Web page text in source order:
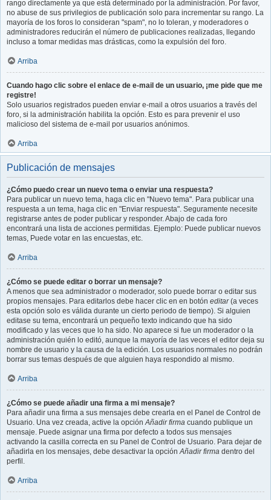
rango directamente ya que está determinado por la administración. Por favor,
no abuse de sus privilegios de publicación solo para incrementar su rango. La
mayoría de los foros lo consideran "spam", no lo toleran, y moderadores o
administradores reducirán el número de publicaciones realizadas, llegando
incluso a tomar medidas mas drásticas, como la expulsión del foro.
Arriba
Cuando hago clic sobre el enlace de e-mail de un usuario, ¡me pide que me
registre!
Solo usuarios registrados pueden enviar e-mail a otros usuarios a través del
foro, si la administración habilita la opción. Esto es para prevenir el uso
malicioso del sistema de e-mail por usuarios anónimos.
Arriba
Publicación de mensajes
¿Cómo puedo crear un nuevo tema o enviar una respuesta?
Para publicar un nuevo tema, haga clic en "Nuevo tema". Para publicar una
respuesta a un tema, haga clic en "Enviar respuesta". Seguramente necesite
registrarse antes de poder publicar y responder. Abajo de cada foro
encontrará una lista de acciones permitidas. Ejemplo: Puede publicar nuevos
temas, Puede votar en las encuestas, etc.
Arriba
¿Cómo se puede editar o borrar un mensaje?
A menos que sea administrador o moderador, solo puede borrar o editar sus
propios mensajes. Para editarlos debe hacer clic en en botón editar(a veces
esta opción solo es válida durante un cierto periodo de tiempo). Si alguien
editase su tema, encontrará un pequeño texto indicando que ha sido
modificado y las veces que lo ha sido. No aparece si fue un moderador o la
administración quién lo editó, aunque la mayoría de las veces el editor deja su
nombre de usuario y la causa de la edición. Los usuarios normales no podrán
borrar sus temas después de que alguien haya respondido al mismo.
Arriba
¿Cómo se puede añadir una firma a mi mensaje?
Para añadir una firma a sus mensajes debe crearla en el Panel de Control de
Usuario. Una vez creada, active la opciónAñadir firma cuando publique un
mensaje. Puede asignar una firma por defecto a todos sus mensajes
activando la casilla correcta en su Panel de Control de Usuario. Para dejar de
añadirla en los mensajes, debe desactivar la opciónAñadir firma dentro del
perfil.
Arriba